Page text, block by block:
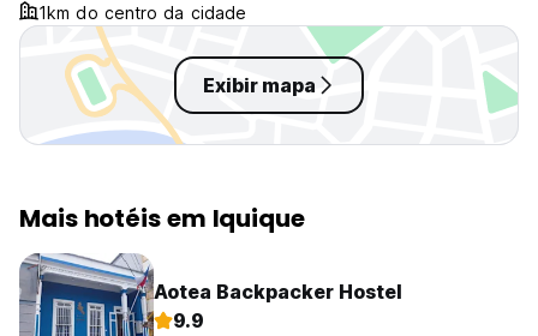
1km do centro da cidade
Exibir mapa
Mais hotéis em Iquique
Aotea Backpacker Hostel
9.9